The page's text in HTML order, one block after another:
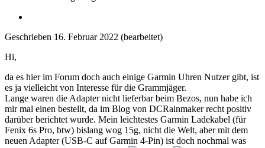
Geschrieben 16. Februar 2022 (bearbeitet)
Hi,
da es hier im Forum doch auch einige Garmin Uhren Nutzer gibt, ist
es ja vielleicht von Interesse für die Grammjäger.
Lange waren die Adapter nicht lieferbar beim Bezos, nun habe ich
mir mal einen bestellt, da im Blog von DCRainmaker recht positiv
darüber berichtet wurde. Mein leichtestes Garmin Ladekabel (für
Fenix 6s Pro, btw) bislang wog 15g, nicht die Welt, aber mit dem
neuen Adapter (USB-C auf Garmin 4-Pin) ist doch nochmal was